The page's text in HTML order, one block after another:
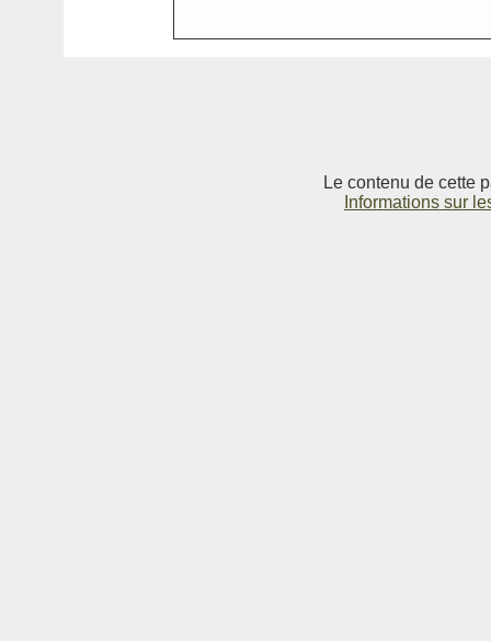
Le contenu de cette
Informations sur